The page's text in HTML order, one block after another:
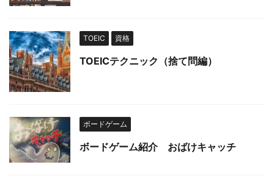
TOEIC 資格
TOEICテクニック（捨て問編）
ボードゲーム
ボードゲーム紹介 おばけキャッチ